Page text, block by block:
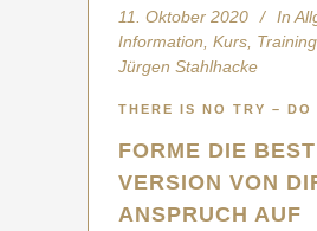
11. Oktober 2020 In
Information, Kurs, Training
Jürgen Stahlhacke
THERE IS NO TRY – DO
FORME DIE
VERSION VON
ANSPRUCH AUF